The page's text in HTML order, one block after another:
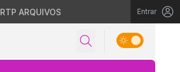
RTP ARQUIVOS Entrar